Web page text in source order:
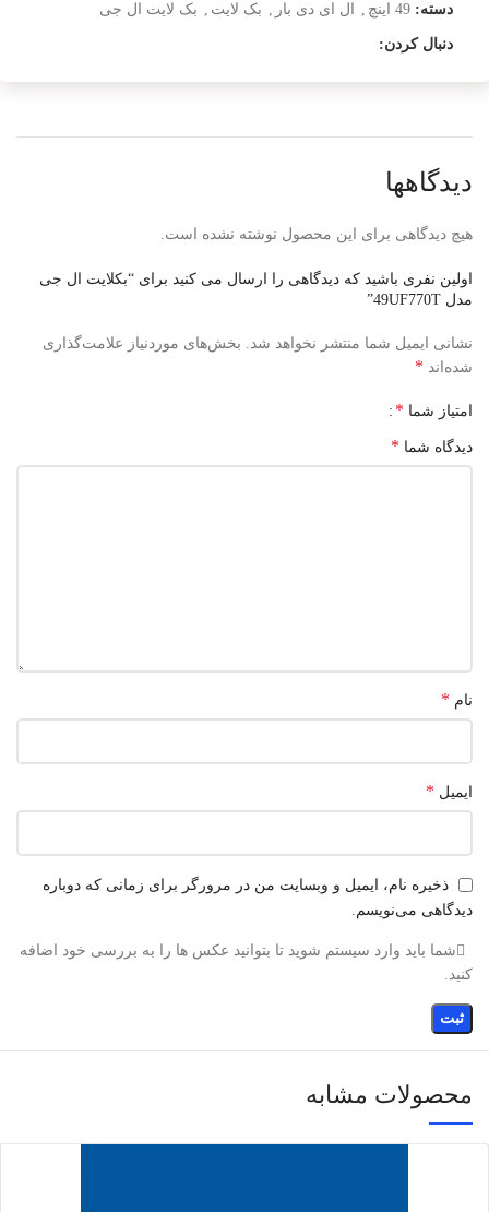
دسته: 49 اینچ , ال ای دی بار , بک لایت , بک لایت ال جی
دنبال کردن:
دیدگاهها
هیچ دیدگاهی برای این محصول نوشته نشده است.
اولین نفری باشید که دیدگاهی را ارسال می کنید برای “بکلایت ال جی
مدل 49UF770T”
نشانی ایمیل شما منتشر نخواهد شد. بخش‌های موردنیاز علامت‌گذاری
شده‌اند *
امتیاز شما *
دیدگاه شما *
نام *
ایمیل *
ذخیره نام، ایمیل و وبسایت من در مرورگر برای زمانی که دوباره
دیدگاهی می‌نویسم.
شما باید وارد سیستم شوید تا بتوانید عکس ها را به بررسی خود اضافه
کنید.
محصولات مشابه